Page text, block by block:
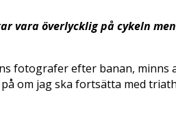
vara överlycklig på cykeln
fotografer efter banan, minns
om jag ska fortsätta med